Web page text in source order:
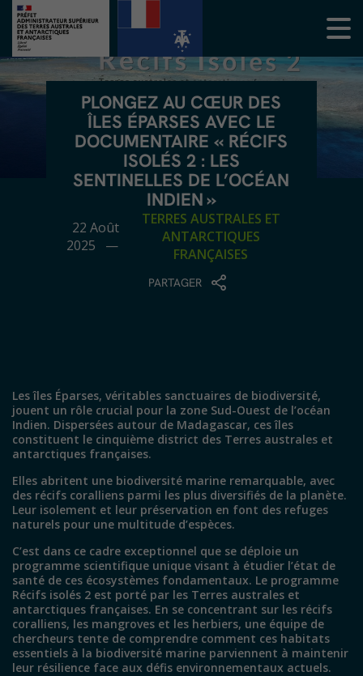
PLONGEZ AU CŒUR DES
ÎLES ÉPARSES AVEC LE
DOCUMENTAIRE « RÉCIFS
ISOLÉS 2 : LES
SENTINELLES DE L’OCÉAN
INDIEN »
22 Août
2025 —
TERRES AUSTRALES ET
ANTARCTIQUES
FRANÇAISES
PARTAGER
Les îles Éparses, véritables sanctuaires de biodiversité,
jouent un rôle crucial pour la zone Sud-Ouest de l’océan
Indien. Dispersées autour de Madagascar, ces îles
constituent le cinquième district des Terres australes et
antarctiques françaises.
Elles abritent une biodiversité marine remarquable, avec
des récifs coralliens parmi les plus diversifiés de la planète.
Leur isolement et leur préservation en font des refuges
naturels pour une multitude d’espèces.
C’est dans ce cadre exceptionnel que se déploie un
programme scientifique unique visant à étudier l’état de
santé de ces écosystèmes fondamentaux. Le programme
Récifs isolés 2 est porté par les Terres australes et
antarctiques françaises. En se concentrant sur les récifs
coralliens, les mangroves et les herbiers, une équipe de
chercheurs tente de comprendre comment ces habitats
essentiels à la biodiversité marine parviennent à maintenir
leur résilience face aux défis environnementaux actuels.